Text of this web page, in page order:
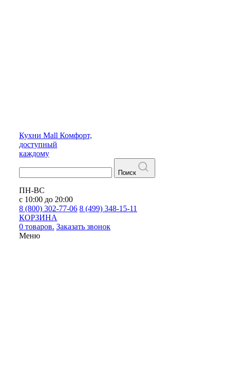
Кухни Mall Комфорт,
доступный
каждому
Поиск
ПН-ВС
с 10:00 до 20:00
8 (800) 302-77-06 8 (499) 348-15-11
КОРЗИНА
0 товаров. Заказать звонок
Меню